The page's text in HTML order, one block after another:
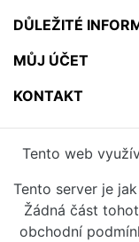
DŮLEŽITÉ
MŮJ ÚČET
KONTAKT
Tento web
Tento server je
Žádná část
obchodní